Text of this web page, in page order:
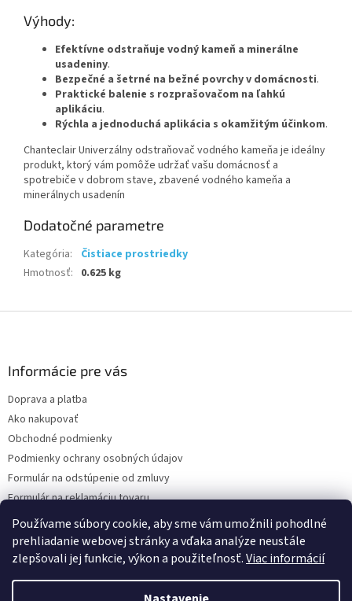
Používame súbory cookie, aby sme vám umožnili pohodlné
prehliadanie webovej stránky a vďaka analýze neustále
zlepšovali jej funkcie, výkon a použiteľnosť.Viac informácií
Výhody:
Efektívne odstraňuje vodný kameň a minerálne
usadeniny.
Bezpečné a šetrné na bežné povrchy v domácnosti.
Praktické balenie s rozprašovačom na ľahkú
aplikáciu.
Rýchla a jednoduchá aplikácia s okamžitým účinkom.
Chanteclair Univerzálny odstraňovač vodného kameňa je ideálny
produkt, ktorý vám pomôže udržať vašu domácnosť a
spotrebiče v dobrom stave, zbavené vodného kameňa a
minerálnych usadenín
Dodatočné parametre
Kategória:
Čistiace prostriedky
Hmotnosť: 0.625 kg
Informácie pre vás
Doprava a platba
Ako nakupovať
Obchodné podmienky
Podmienky ochrany osobných údajov
Formulár na odstúpenie od zmluvy
Formulár na reklamáciu tovaru
Kontakty